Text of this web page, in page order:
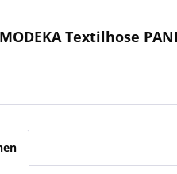
Textilhose